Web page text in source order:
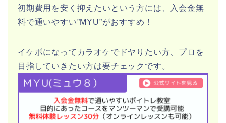
初期費用を安く抑えたいという方には、入会金無
料で通いやすい”MYU”がおすすめ！
イケボになってカラオケでドヤりたい方、プロを
目指していきたい方は要チェックです。